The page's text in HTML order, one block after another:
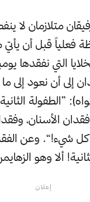
متلازمان لا
فعلياً قبل أن يأتي
التي نفقدها
إلى أن نعود إلى
”الطفولة
الأسنان،
كل شيء!“. وعن
ألا وهو
إعلان